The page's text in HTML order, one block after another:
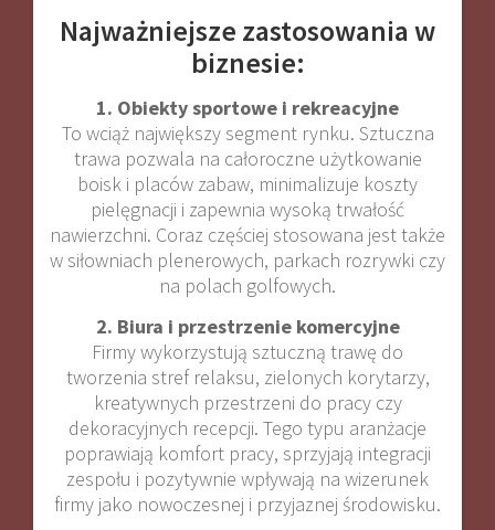
Najważniejsze zastosowania w
biznesie:
1. Obiekty sportowe i rekreacyjne
To wciąż największy segment rynku. Sztuczna
trawa pozwala na całoroczne użytkowanie
boisk i placów zabaw, minimalizuje koszty
pielęgnacji i zapewnia wysoką trwałość
nawierzchni. Coraz częściej stosowana jest także
w siłowniach plenerowych, parkach rozrywki czy
na polach golfowych.
2. Biura i przestrzenie komercyjne
Firmy wykorzystują sztuczną trawę do
tworzenia stref relaksu, zielonych korytarzy,
kreatywnych przestrzeni do pracy czy
dekoracyjnych recepcji. Tego typu aranżacje
poprawiają komfort pracy, sprzyjają integracji
zespołu i pozytywnie wpływają na wizerunek
firmy jako nowoczesnej i przyjaznej środowisku.